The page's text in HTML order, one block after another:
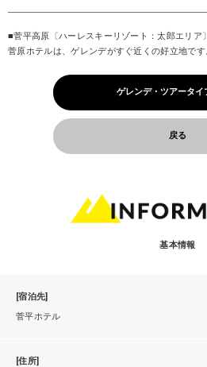
■菅平高原〔ハーレスキーリゾート：太郎エリア
菅原ホテルは、ゲレンデがすぐ近くの好立地です
ゲレンデ・ツアータイ
戻る
基本情報
[宿泊先]
菅平ホテル
[住所]